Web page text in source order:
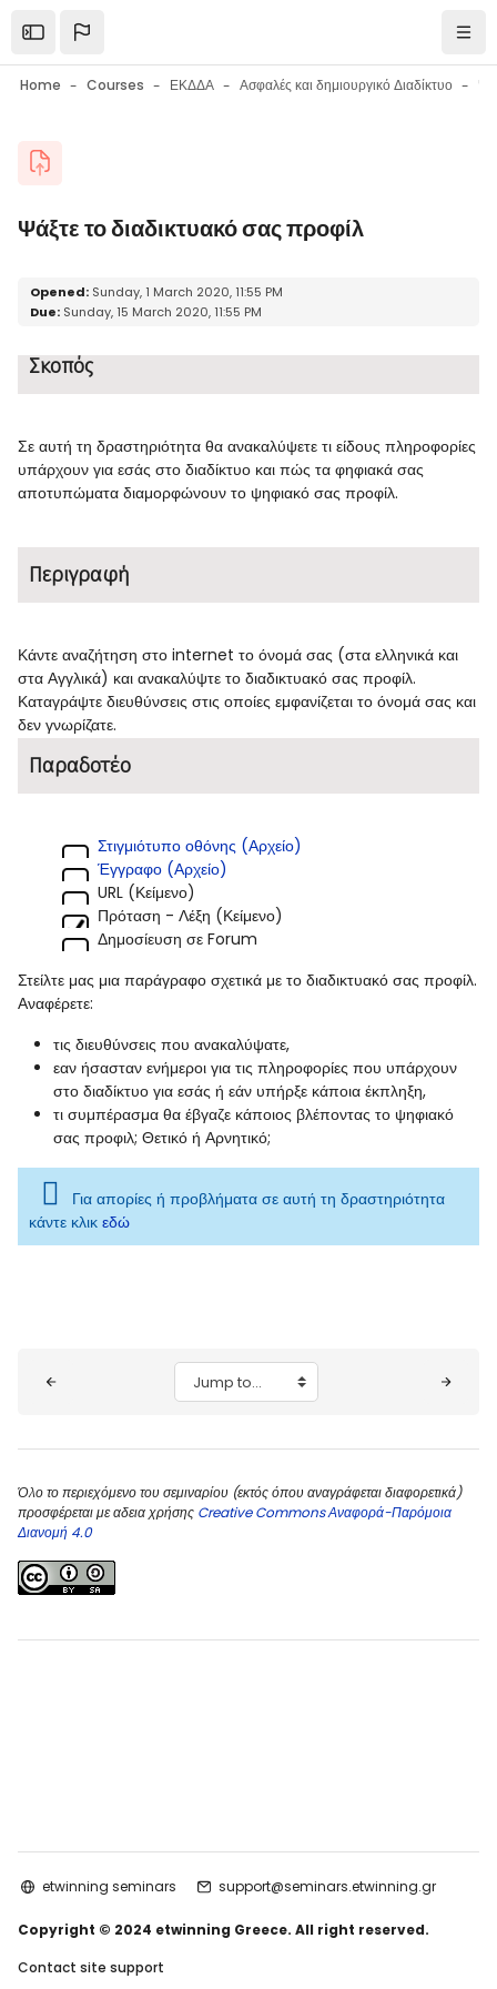
Open the sidebar
Home Courses ΕΚΔΔΑ Ασφαλές και δημιουργικό Διαδίκτυο
Blocks
Ψάξτε το διαδικτυακό σας προφίλ
Blocks
Completion requirements
Opened: Sunday, 1 March 2020, 11:55 PM
Due: Sunday, 15 March 2020, 11:55 PM
Σκοπός
Σε αυτή τη δραστηριότητα θα ανακαλύψετε τι είδους πληροφορίες
υπάρχουν για εσάς στο διαδίκτυο και πώς τα φηφιακά σας
αποτυπώματα διαμορφώνουν το ψηφιακό σας προφίλ.
Περιγραφή
Κάντε αναζήτηση στο internet το όνομά σας (στα ελληνικά και
στα Αγγλικά) και ανακαλύψτε το διαδικτυακό σας προφίλ.
Καταγράψτε διευθύνσεις στις οποίες εμφανίζεται το όνομά σας και
δεν γνωρίζατε.
Παραδοτέο
Στιγμιότυπο οθόνης (Αρχείο)
Έγγραφο (Αρχείο)
URL (Κείμενο)
Πρόταση - Λέξη (Κείμενο)
Δημοσίευση σε Forum
Στείλτε μας μια παράγραφο σχετικά με το διαδικτυακό σας προφίλ.
Αναφέρετε:
τις διευθύνσεις που ανακαλύψατε,
εαν ήσασταν ενήμεροι για τις πληροφορίες που υπάρχουν
στο διαδίκτυο για εσάς ή εάν υπήρξε κάποια έκπληξη,
τι συμπέρασμα θα έβγαζε κάποιος βλέποντας το ψηφιακό
σας προφιλ; Θετικό ή Αρνητικό;
Για απορίες ή προβλήματα σε αυτή τη δραστηριότητα
κάντε κλικ εδώ
Jump to...
Όλο το περιεχόμενο του σεμιναρίου (εκτός όπου αναγράφεται διαφορετικά)
προσφέρεται με αδεια χρήσης Creative Commons Αναφορά-Παρόμοια
Διανομή 4.0
etwinning seminars support@seminars.etwinning.gr
Copyright © 2024 etwinning Greece. All right reserved.
Contact site support